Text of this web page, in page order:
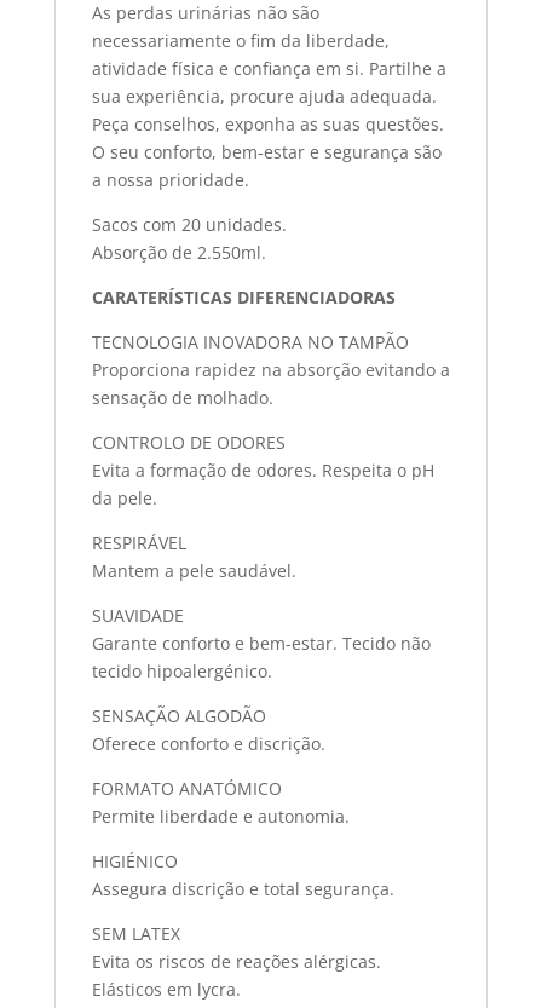
As perdas urinárias não são
necessariamente o fim da liberdade,
atividade física e confiança em si. Partilhe a
sua experiência, procure ajuda adequada.
Peça conselhos, exponha as suas questões.
O seu conforto, bem-estar e segurança são
a nossa prioridade.
Sacos com 20 unidades.
Absorção de 2.550ml.
CARATERÍSTICAS DIFERENCIADORAS
TECNOLOGIA INOVADORA NO TAMPÃO
Proporciona rapidez na absorção evitando a
sensação de molhado.
CONTROLO DE ODORES
Evita a formação de odores. Respeita o pH
da pele.
RESPIRÁVEL
Mantem a pele saudável.
SUAVIDADE
Garante conforto e bem-estar. Tecido não
tecido hipoalergénico.
SENSAÇÃO ALGODÃO
Oferece conforto e discrição.
FORMATO ANATÓMICO
Permite liberdade e autonomia.
HIGIÉNICO
Assegura discrição e total segurança.
SEM LATEX
Evita os riscos de reações alérgicas.
Elásticos em lycra.